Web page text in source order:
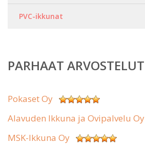
PVC-ikkunat
PARHAAT ARVOSTELUT
Pokaset Oy
Alavuden Ikkuna ja Ovipalvelu Oy
MSK-Ikkuna Oy